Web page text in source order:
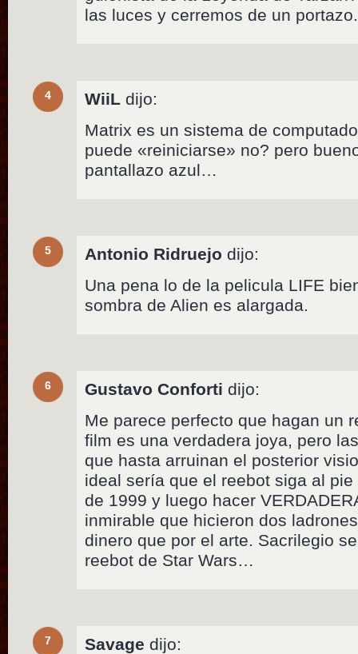
las luces y cerremos de un
4 WiiL dijo:
Matrix es un sistema de
puede «reiniciarse» no? pero
pantallazo azul…
5 Antonio Ridruejo dijo:
Una pena lo de la pelicula LIFE
sombra de Alien es alargada.
6 Gustavo Conforti dijo:
Me parece perfecto que hagan un
film es una verdadera joya, pero
que hasta arruinan el posterior
ideal sería que el reebot siga al
de 1999 y luego hacer
inmirable que hicieron dos
dinero que por el arte. Sacrilegio
reebot de Star Wars…
7 Savage dijo: